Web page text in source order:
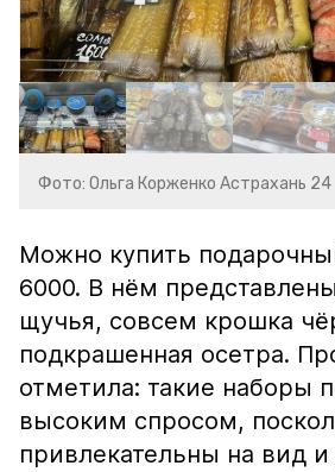
Фото: Ольга Корженко Астрахань 24
Можно купить
6000. В нём
щучья, совсем крошка
подкрашенная осетра.
отметила: такие наборы
высоким спросом,
привлекательны на вид